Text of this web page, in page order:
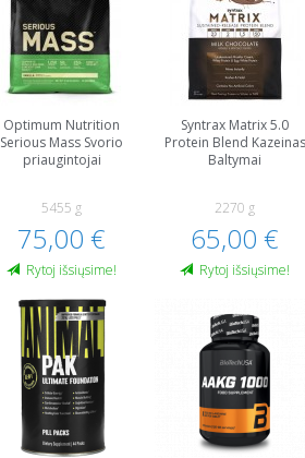
Optimum Nutrition
Serious Mass Svorio
priaugintojai
5455 g
75,00 €
Rytoj išsiųsime!
Syntrax Matrix 5.0
Protein Blend Kazeinas
Baltymai
2270 g
65,00 €
Rytoj išsiųsime!